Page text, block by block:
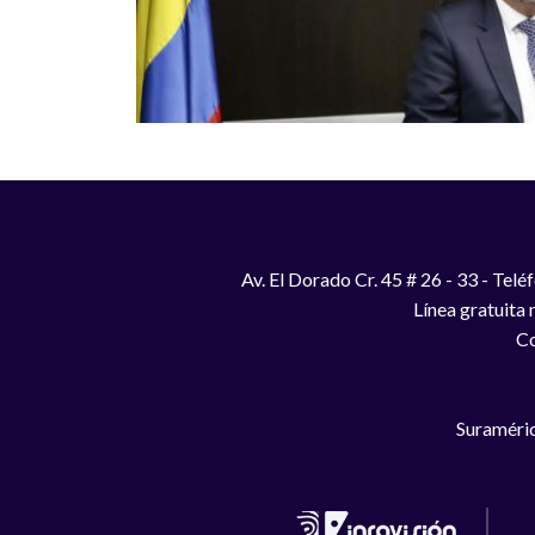
Av. El Dorado Cr. 45 # 26 - 33 -
Línea gratuita